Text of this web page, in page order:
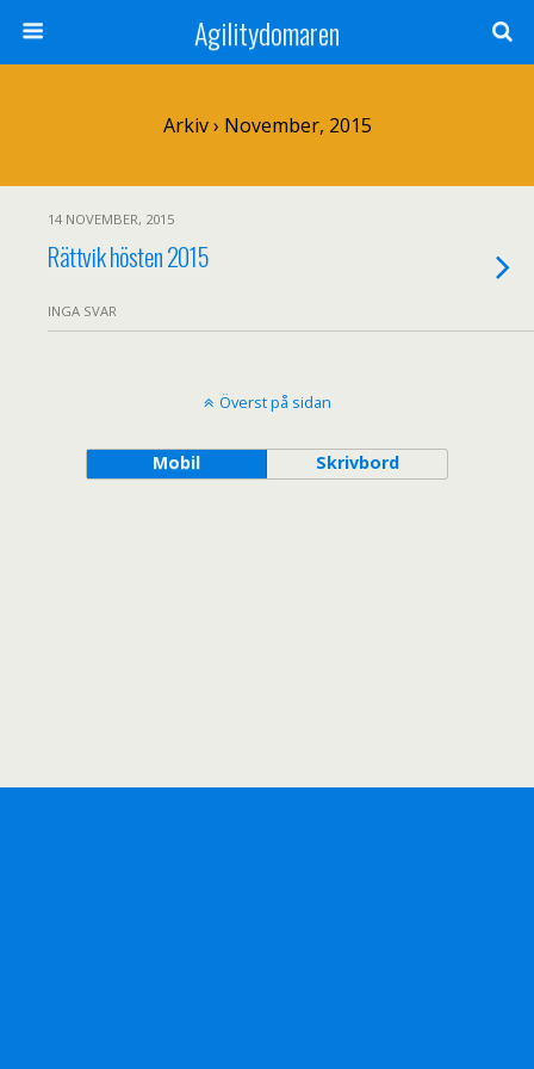
Agilitydomaren
Arkiv › November, 2015
14 NOVEMBER, 2015
Rättvik hösten 2015
INGA SVAR
Överst på sidan
Mobil Skrivbord